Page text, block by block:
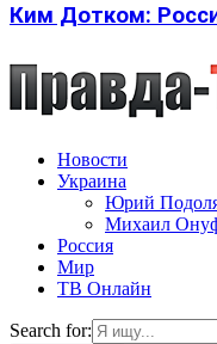
Ким Дотком:
Новости
Украина
Юрий
Михаил
Россия
Мир
ТВ Онлайн
Search for: